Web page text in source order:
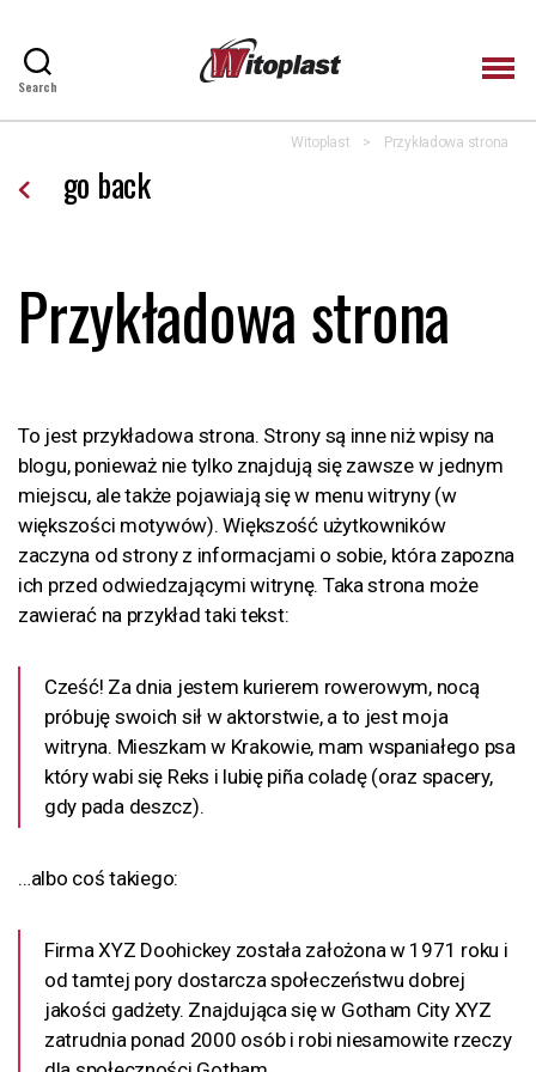
Search
Witoplast > Przykładowa strona
go back
Przykładowa strona
To jest przykładowa strona. Strony są inne niż wpisy na
blogu, ponieważ nie tylko znajdują się zawsze w jednym
miejscu, ale także pojawiają się w menu witryny (w
większości motywów). Większość użytkowników
zaczyna od strony z informacjami o sobie, która zapozna
ich przed odwiedzającymi witrynę. Taka strona może
zawierać na przykład taki tekst:
Cześć! Za dnia jestem kurierem rowerowym, nocą
próbuję swoich sił w aktorstwie, a to jest moja
witryna. Mieszkam w Krakowie, mam wspaniałego psa
który wabi się Reks i lubię piña coladę (oraz spacery,
gdy pada deszcz).
…albo coś takiego:
Firma XYZ Doohickey została założona w 1971 roku i
od tamtej pory dostarcza społeczeństwu dobrej
jakości gadżety. Znajdująca się w Gotham City XYZ
zatrudnia ponad 2000 osób i robi niesamowite rzeczy